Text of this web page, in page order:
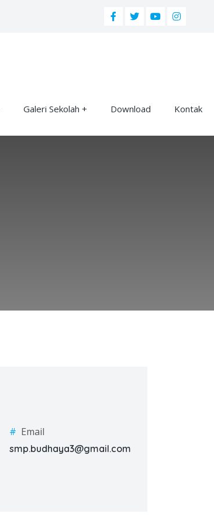
Galeri Sekolah Download Kontak
# Email
smp.budhaya3@gmail.com